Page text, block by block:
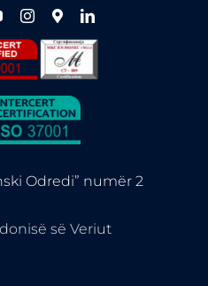
Odredi” numër 2
së Veriut